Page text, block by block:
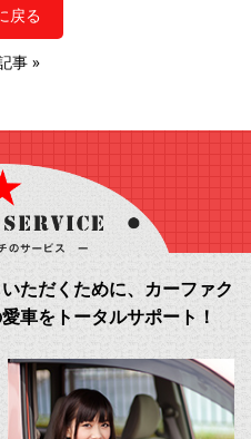
戻る
事»
ただくために、カーファク
車をトータルサポート！